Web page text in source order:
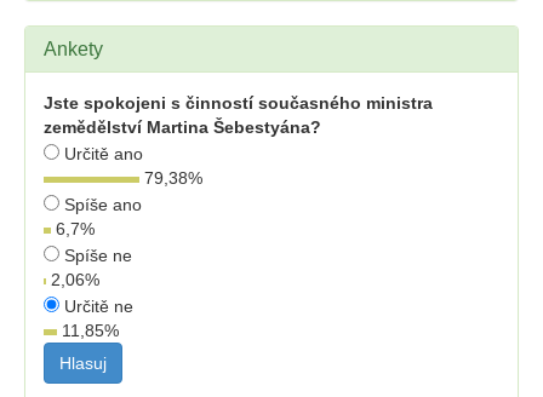
Ankety
Jste spokojeni s činností současného ministra
zemědělství Martina Šebestyána?
Určitě ano
79,38%
Spíše ano
6,7%
Spíše ne
2,06%
Určitě ne
11,85%